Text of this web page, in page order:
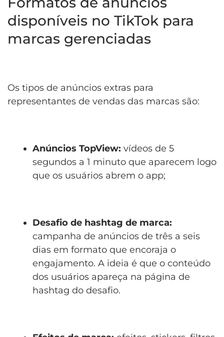
disponíveis no TikTok para
marcas gerenciadas
Os tipos de anúncios extras para
representantes de vendas das marcas são:
Anúncios TopView: vídeos de 5
segundos a 1 minuto que aparecem logo
que os usuários abrem o app;
Desafio de hashtag de marca:
campanha de anúncios de três a seis
dias em formato que encoraja o
engajamento. A ideia é que o conteúdo
dos usuários apareça na página de
hashtag do desafio.